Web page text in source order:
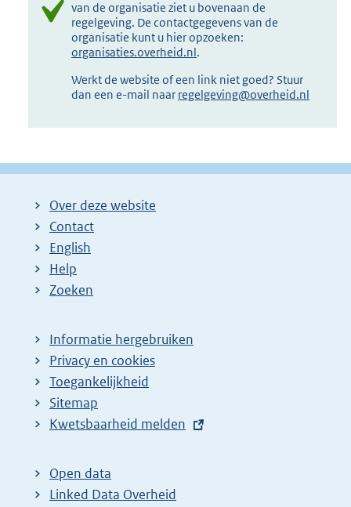
van de organisatie ziet u bovenaan de
regelgeving. De contactgegevens van de
organisatie kunt u hier opzoeken:
organisaties.overheid.nl.
Werkt de website of een link niet goed? Stuur
dan een e-mail naar regelgeving@overheid.nl
Over deze website
Contact
English
Help
Zoeken
Informatie hergebruiken
Privacy en cookies
Toegankelijkheid
Sitemap
E
t
e
Kwetsbaarheid melden
Open data
Linked Data Overheid